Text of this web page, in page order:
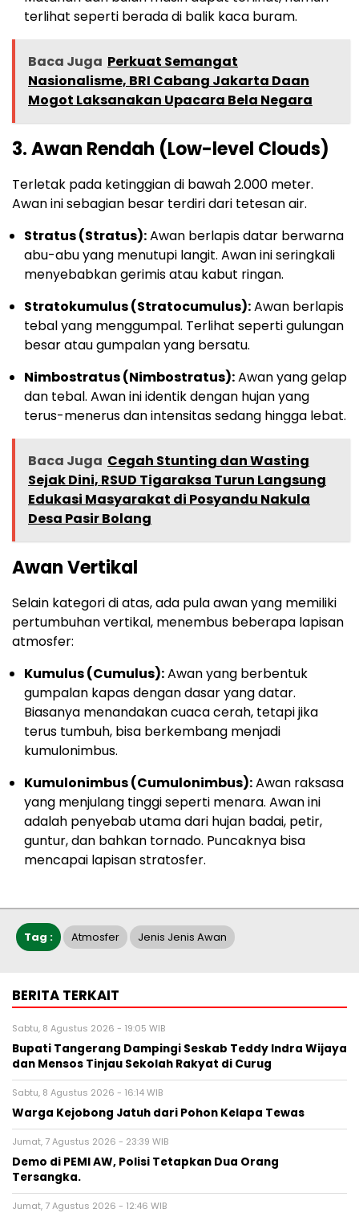
terlihat seperti berada di balik kaca buram.
Baca Juga Perkuat Semangat
Nasionalisme, BRI Cabang Jakarta Daan
Mogot Laksanakan Upacara Bela Negara
3. Awan Rendah (Low-level Clouds)
Terletak pada ketinggian di bawah 2.000 meter.
Awan ini sebagian besar terdiri dari tetesan air.
Stratus (Stratus):Awan berlapis datar berwarna
abu-abu yang menutupi langit. Awan ini seringkali
menyebabkan gerimis atau kabut ringan.
Stratokumulus (Stratocumulus):Awan berlapis
tebal yang menggumpal. Terlihat seperti gulungan
besar atau gumpalan yang bersatu.
Nimbostratus (Nimbostratus):Awan yang gelap
dan tebal. Awan ini identik dengan hujan yang
terus-menerus dan intensitas sedang hingga lebat.
Baca Juga Cegah Stunting dan Wasting
Sejak Dini, RSUD Tigaraksa Turun Langsung
Edukasi Masyarakat di Posyandu Nakula
Desa Pasir Bolang
Awan Vertikal
Selain kategori di atas, ada pula awan yang memiliki
pertumbuhan vertikal, menembus beberapa lapisan
atmosfer:
Kumulus (Cumulus):Awan yang berbentuk
gumpalan kapas dengan dasar yang datar.
Biasanya menandakan cuaca cerah, tetapi jika
terus tumbuh, bisa berkembang menjadi
kumulonimbus.
Kumulonimbus (Cumulonimbus):Awan raksasa
yang menjulang tinggi seperti menara. Awan ini
adalah penyebab utama dari hujan badai, petir,
guntur, dan bahkan tornado. Puncaknya bisa
mencapai lapisan stratosfer.
Tag : Atmosfer Jenis Jenis Awan
BERITA TERKAIT
Sabtu, 8 Agustus 2026 - 19:05 WIB
Bupati Tangerang Dampingi Seskab Teddy Indra Wijaya
dan Mensos Tinjau Sekolah Rakyat di Curug
Sabtu, 8 Agustus 2026 - 16:14 WIB
Warga Kejobong Jatuh dari Pohon Kelapa Tewas
Jumat, 7 Agustus 2026 - 23:39 WIB
Demo di PEMI AW, Polisi Tetapkan Dua Orang
Tersangka.
Jumat, 7 Agustus 2026 - 12:46 WIB